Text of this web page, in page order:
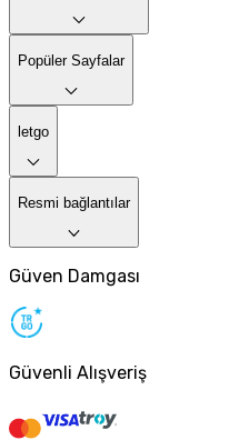
Popüler Sayfalar
letgo
Resmi bağlantılar
Güven Damgası
Güvenli Alışveriş